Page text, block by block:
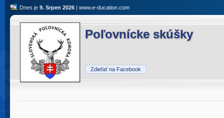
Dnes je 9. Srpen 2026 | www.e-ducation.com
Poľovnícke skúšky
Zdieľať na Facebook